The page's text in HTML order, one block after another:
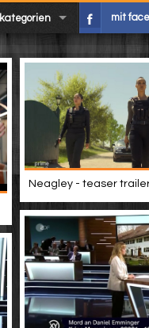
kategorien mit
Neagley - teaser